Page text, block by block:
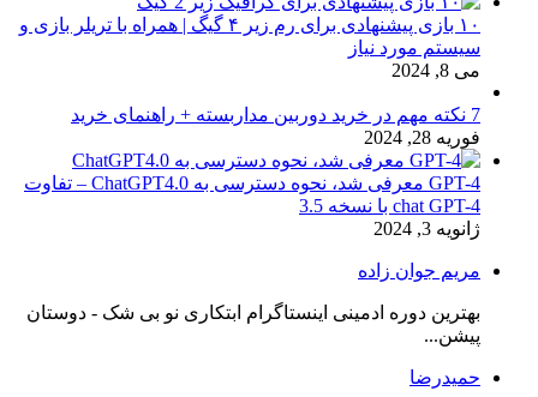
۱۰ بازی پیشنهادی برای رم زیر ۴ گیگ | همراه با تریلر بازی و
سیستم مورد نیاز
می 8, 2024
7 نکته مهم در خرید دوربین مداربسته + راهنمای خرید
فوریه 28, 2024
GPT-4 معرفی شد، نحوه دسترسی به ChatGPT4.0 – تفاوت
chat GPT-4 با نسخه 3.5
ژانویه 3, 2024
مریم جوان زاده
بهترین دوره ادمینی اینستاگرام ابتکاری نو بی شک - دوستان
پیشن...
حمیدرضا